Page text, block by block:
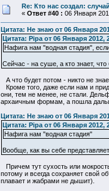
Re: Кто нас создал:
« Ответ #40 : 06 Января
Цитата: Не знаю от 06 Января
Цитата: Pipa от 06 Января 2012,
Нафига нам "водная стадия",
Сейчас - на суше, а кто знает,
А что будет потом - никто не
Кроме того, даже если нам и
они, тем не менее, не стали.
архаичным формам, а пошла
Цитата: Не знаю от 06 Января
Цитата: Pipa от 06 Января 2012,
Нафига нам "водная стадия"
Вообще, как вы себе
Причем тут сухость или
потому и всегда сохраняет свой
плавает и жабрами не дышит).